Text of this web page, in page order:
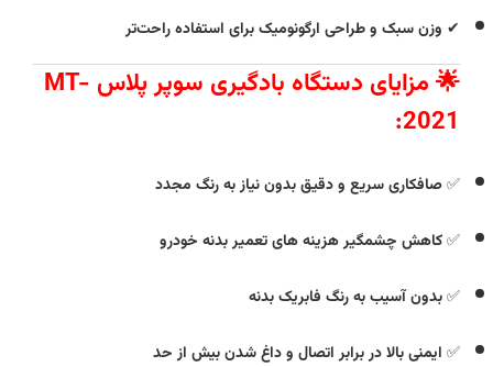
✔ وزن سبک و طراحی ارگونومیک برای استفاده راحت‌تر
🌟 مزایای دستگاه بادگیری سوپر پلاس MT-
2021:
✅صافکاری سریع و دقیق بدون نیاز به رنگ مجدد
✅کاهش چشمگیر هزینه‌ های تعمیر بدنه خودرو
✅بدون آسیب به رنگ فابریک بدنه
✅ ایمنی بالا در برابر اتصال و داغ‌ شدن بیش‌ از حد